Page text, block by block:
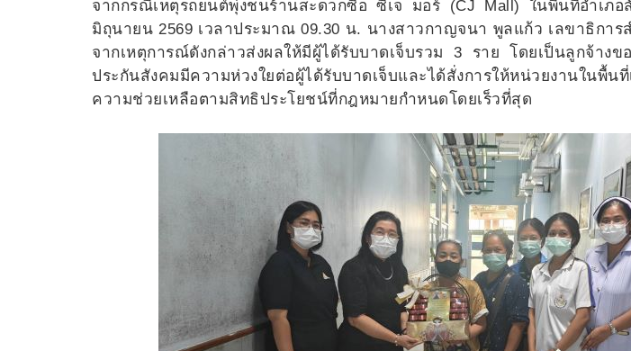
จากกรณีเหตุรถยนต์พุ่งชนร้านสะดวกซื้อ ซีเจ มอร์ (CJ Mall) ในพื้นที่อำเภ
มิถุนายน 2569 เวลาประมาณ 09.30 น. นางสาวกาญจนา พูลแก้ว เลขาธิการ
จากเหตุการณ์ดังกล่าวส่งผลให้มีผู้ได้รับบาดเจ็บรวม 3 ราย โดยเป็นลูกจ้าง
ประกันสังคมมีความห่วงใยต่อผู้ได้รับบาดเจ็บและได้สั่งการให้หน่วยงานในพื้นที่
ความช่วยเหลือตามสิทธิประโยชน์ที่กฎหมายกำหนดโดยเร็วที่สุด